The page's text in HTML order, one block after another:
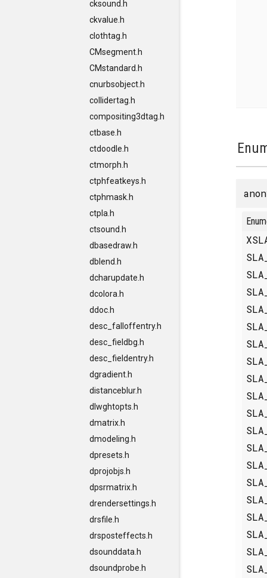
cksound.h
ckvalue.h
clothtag.h
CMsegment.h
CMstandard.h
cnurbsobject.h
collidertag.h
compositing3dtag.h
ctbase.h
ctdoodle.h
ctmorph.h
ctphfeatkeys.h
ctphmask.h
ctpla.h
ctsound.h
dbasedraw.h
dblend.h
dcharupdate.h
dcolora.h
ddoc.h
desc_falloffentry.h
desc_fieldbg.h
desc_fieldentry.h
dgradient.h
distanceblur.h
dlwghtopts.h
dmatrix.h
dmodeling.h
dpresets.h
dprojobjs.h
dpsrmatrix.h
drendersettings.h
drsfile.h
drsposteffects.h
dsounddata.h
dsoundprobe.h